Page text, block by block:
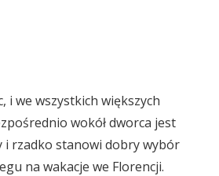
i we wszystkich większych
wokół dworca jest
i rzadko stanowi dobry wybór
na wakacje we Florencji.